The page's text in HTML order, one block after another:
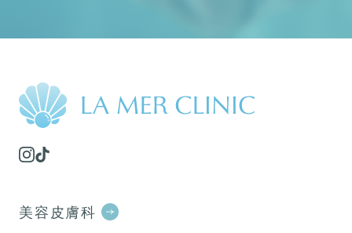
美容皮膚科